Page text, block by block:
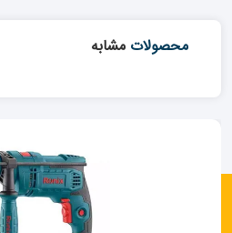
محصولات مشابه